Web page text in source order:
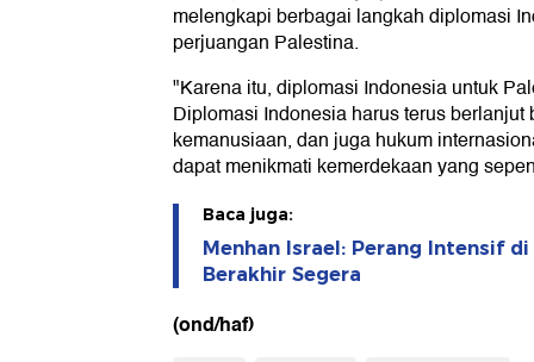
melengkapi berbagai langkah diplomasi
perjuangan Palestina.
"Karena itu, diplomasi Indonesia untuk
Diplomasi Indonesia harus terus
kemanusiaan, dan juga hukum
dapat menikmati kemerdekaan yang
Baca juga:
Menhan Israel: Perang Intensif
Berakhir Segera
(ond/haf)